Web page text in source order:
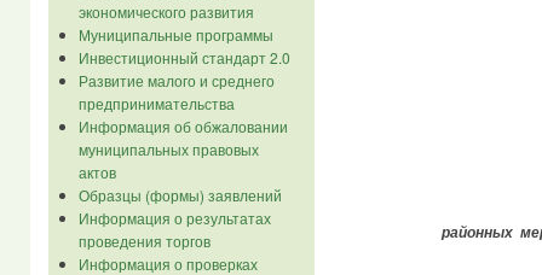
экономического развития
Муниципальные программы
Инвестиционный стандарт 2.0
Развитие малого и среднего
предпринимательства
Информация об обжаловании
муниципальных правовых
актов
Образцы (формы) заявлений
Информация о результатах
проведения торгов
Информация о проверках
районных